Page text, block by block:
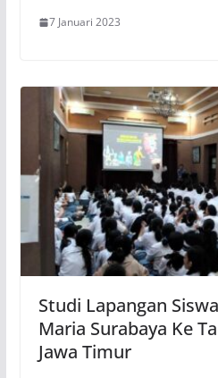
7 Januari 2023
Studi Lapangan
Maria Surabaya Ke
Jawa Timur